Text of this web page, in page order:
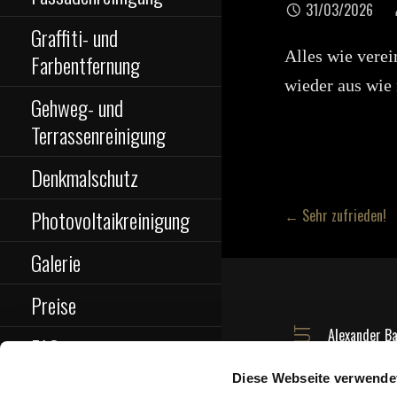
Diese Webseite
Graffiti- und
Farbentfernung
Gehweg- und
Terrassenreinigung
Denkmalschutz
Photovoltaikreinigung
Galerie
Preise
FAQ
31/03/2026
Alles wie
wieder aus wie
← Sehr zufrieden!
ABOUT Alexander
für